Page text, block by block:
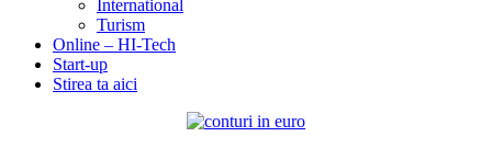
International
Turism
Online – HI-Tech
Start-up
Stirea ta aici